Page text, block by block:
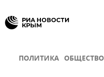
ПОЛИТИКА ОБЩЕСТВО